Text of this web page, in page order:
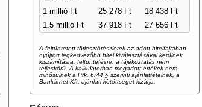
1 millió Ft
25 278 Ft
18 438 Ft
1.5 millió Ft
37 918 Ft 27 656 Ft
A feltüntetett törlesztőrészletek az adott hitelfajtában
nyújtott legkedvezőbb hitel kiválasztásával kerülnek
kiszámításra, feltüntetésre, a tájékoztatás nem
teljeskörű. A kalkulátorban megadott értékek nem
minősülnek a Ptk. 6:44 § szerinti ajánlattételnek, a
Bankárnet Kft. ajánlati kötöttségét kizárja.